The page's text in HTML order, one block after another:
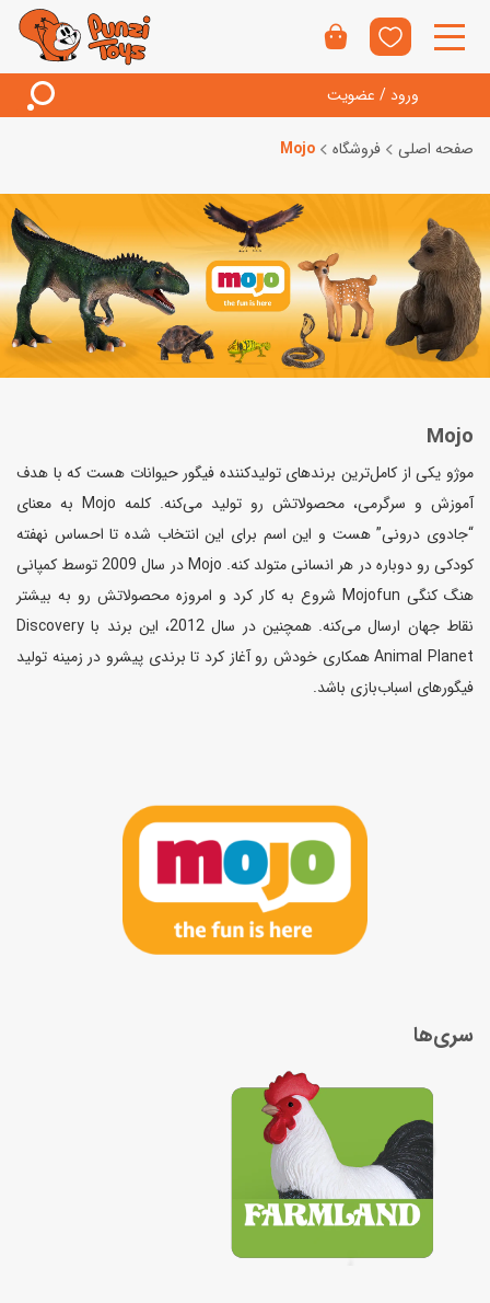
ورود / عضویت
صفحه اصلی فروشگاه Mojo
Mojo
موژو یکی از کامل‌ترین برندهای تولیدکننده فیگور حیوانات هست که با هدف
آموزش و سرگرمی، محصولاتش رو تولید می‌کنه. کلمه Mojo به معنای
“جادوی درونی” هست و این اسم برای این انتخاب شده تا احساس نهفته
کودکی رو دوباره در هر انسانی متولد کنه. Mojo در سال 2009 توسط کمپانی
هنگ کنگی Mojofun شروع به کار کرد و امروزه محصولاتش رو به بیشتر
نقاط جهان ارسال می‌کنه. همچنین در سال 2012، این برند با Discovery
Animal Planet همکاری خودش رو آغاز کرد تا برندی پیشرو در زمینه تولید
فیگورهای اسباب‌بازی باشد.
سری‌ها